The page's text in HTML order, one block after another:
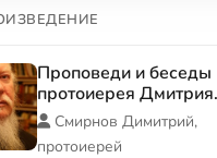
Проповеди и беседы
протоиерея Дмитрия
Смирнова
Смирнов Димитрий,
протоиерей